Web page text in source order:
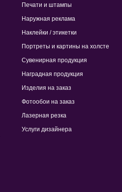
Печати и штампы
Наружная реклама
Наклейки / этикетки
Портреты и картины на холсте
Сувенирная продукция
Наградная продукция
Изделия на заказ
Фотообои на заказ
Лазерная резка
Услуги дизайнера